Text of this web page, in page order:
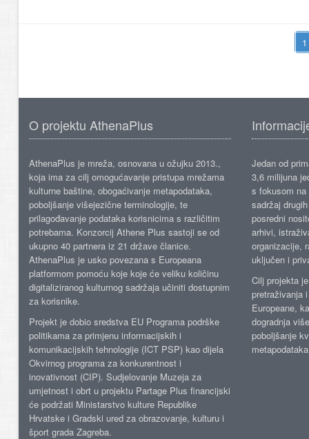
O projektu AthenaPlus
AthenaPlus je mreža, osnovana u ožujku 2013.,
koja ima za cilj omogućavanje pristupa mrežama
kulturne baštine, obogaćivanje metapodataka,
poboljšanje višejezične terminologije, te
prilagođavanje podataka korisnicima s različitim
potrebama. Konzorcij Athene Plus sastoji se od
ukupno 40 partnera iz 21 države članice.
AthenaPlus je usko povezana s Europeana
platformom pomoću koje koje će veliku količinu
digitaliziranog kulturnog sadržaja učiniti dostupnim
za korisnike.
Projekt je dobio sredstva EU Programa podrške
politikama za primjenu informacijskih i
komunikacijskih tehnologije (ICT PSP) kao dijela
Okvirnog programa za konkurentnost i
inovativnost (CIP). Sudjelovanje Muzeja za
umjetnost i obrt u projektu Partage Plus financijski
će podržati Ministarstvo kulture Republike
Hrvatske i Gradski ured za obrazovanje, kulturu i
šport grada Zagreba.
Jedan od
3,6 milijuna
s fokusom
sadržaj
posredni
arhivi,
organizacije,
uključen i
Cilj projekta
pretraživanja
Europeane,
dogradnja
poboljšanje